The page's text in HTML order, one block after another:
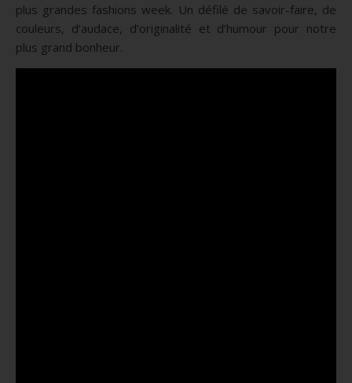
plus grandes fashions week. Un défilé de savoir-faire, de
couleurs, d’audace, d’originalité et d’humour pour notre
plus grand bonheur.